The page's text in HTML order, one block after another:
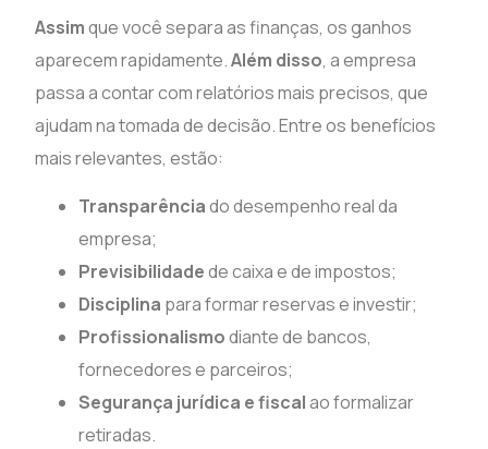
Assimque você separa as finanças, os ganhos
aparecem rapidamente.Além disso, a empresa
passa a contar com relatórios mais precisos, que
ajudam na tomada de decisão. Entre os benefícios
mais relevantes, estão:
Transparênciado desempenho real da
empresa;
Previsibilidadede caixa e de impostos;
Disciplina para formar reservas e investir;
Profissionalismodiante de bancos,
fornecedores e parceiros;
Segurança jurídica e fiscalao formalizar
retiradas.